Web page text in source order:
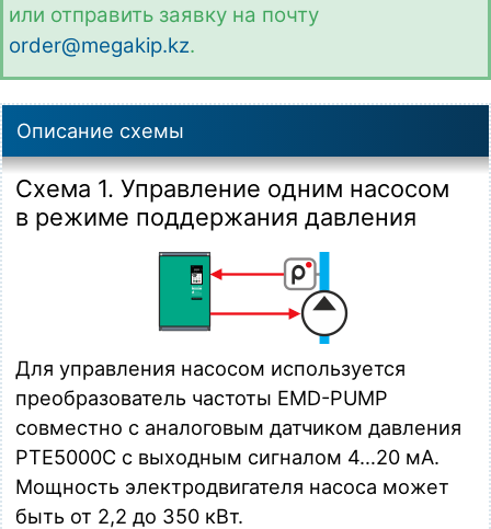
или отправить заявку на почту
order@megakip.kz.
Описание схемы
Схема 1. Управление одним насосом
в режиме поддержания давления
Для управления насосом используется
преобразователь частоты EMD-PUMP
совместно с аналоговым датчиком давления
PTE5000C с выходным сигналом 4…20 мА.
Мощность электродвигателя насоса может
быть от 2,2 до 350 кВт.